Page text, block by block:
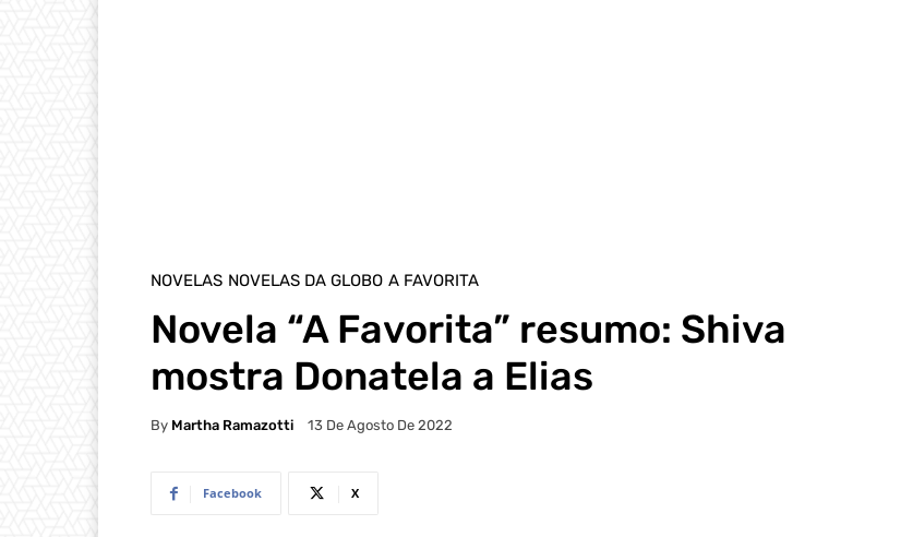
NOVELAS NOVELAS DA GLOBO A FAVORITA
Novela “A Favorita” resumo: Shiva
mostra Donatela a Elias
By Martha Ramazotti 13 De Agosto De 2022
Facebook X